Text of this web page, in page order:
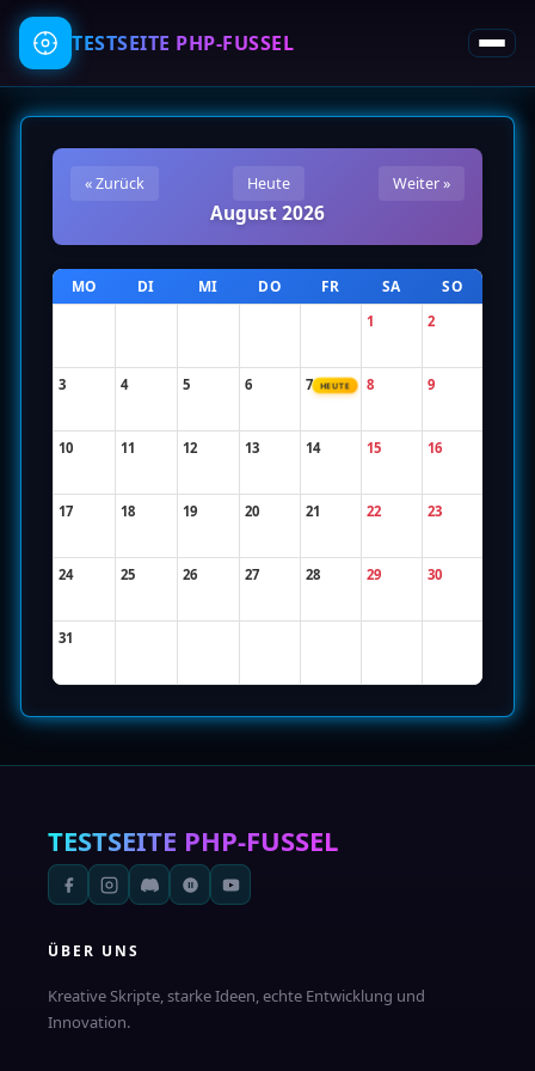
TESTSEITE PHP-FUSSEL
« Zurück Heute Weiter »
August 2026
MO DI MI DO FR SA SO
1 2
3 4 5 6 7 HEUTE 8 9
10 11 12 13 14 15 16
17 18 19 20 21 22 23
24 25 26 27 28 29 30
31
TESTSEITE PHP-FUSSEL
ÜBER UNS
Kreative Skripte, starke Ideen, echte Entwicklung und
Innovation.